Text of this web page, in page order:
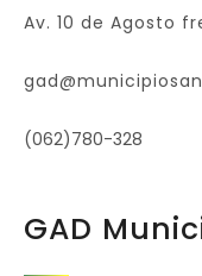
Av. 10 de Agosto
(062)780-328
GAD